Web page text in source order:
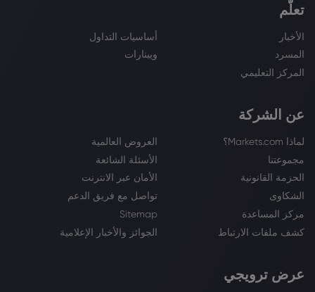
تعلّم
الأخبار
أساسيات التداول
المسرد
ويبنارات
المركز التعليمي
عن الشركة
لماذا Markets.com؟
العروض العالمية
مجموعتنا
الأسئلة الشائعة
الحزمة القانونية
الأمان عبر الانترنت
الشكاوى
تواصل مع فريق الدعم
مركز المساعدة
Sitemap
كشف ملفات الارتباط
الجوائز والأخبار الإعلامية
عرض ترويجي